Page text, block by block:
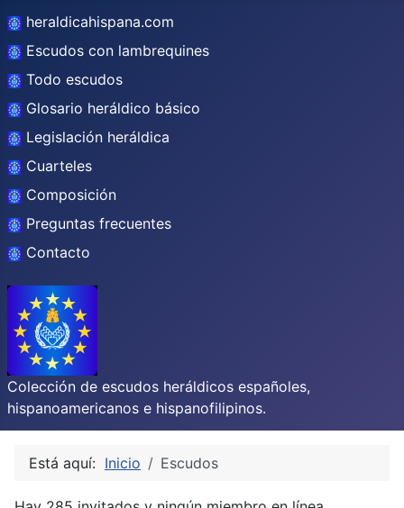
heraldicahispana.com
Escudos con lambrequines
Todo escudos
Glosario heráldico básico
Legislación heráldica
Cuarteles
Composición
Preguntas frecuentes
Contacto
Colección de escudos heráldicos españoles,
hispanoamericanos e hispanofilipinos.
Está aquí: Inicio Escudos